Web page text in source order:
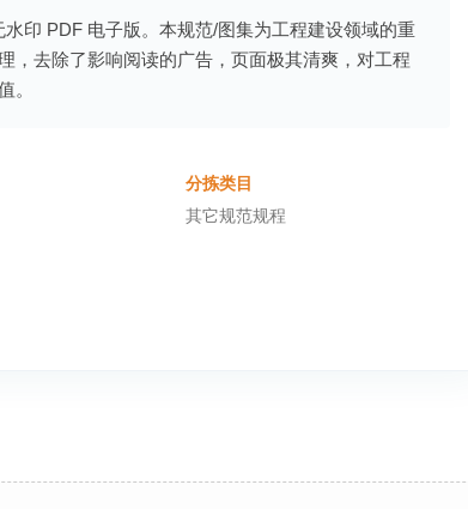
印 PDF 电子版。本规范/图集为工程建设领域的重
，去除了影响阅读的广告，页面极其清爽，对工程
。
分拣类目
其它规范规程